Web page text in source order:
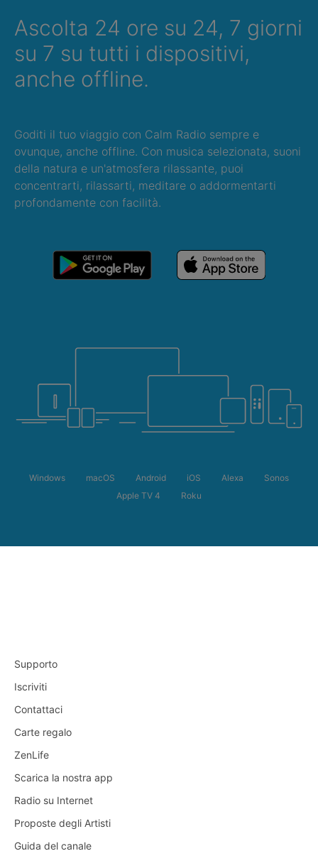
Ascolta 24 ore su 24, 7 giorni
su 7 su tutti i dispositivi,
anche offline.
Goditi il tuo viaggio con Calm Radio sempre e
ovunque, anche offline. Con musica selezionata, suoni
della natura e un'atmosfera rilassante, puoi
concentrarti, rilassarti, meditare o addormentarti
profondamente con facilità.
Windows macOS Android iOS Alexa
Sonos
Apple TV 4
Roku
Supporto
Iscriviti
Contattaci
Carte regalo
ZenLife
Scarica la nostra app
Radio su Internet
Proposte degli Artisti
Guida del canale